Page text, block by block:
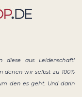
diese aus Leidenschaft!
denen wir selbst zu 100%
den es geht. Und darin